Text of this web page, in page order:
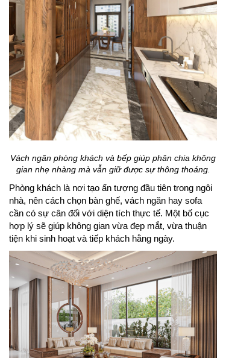
Vách ngăn phòng khách và bếp giúp phân chia không
gian nhẹ nhàng mà vẫn giữ được sự thông thoáng.
Phòng khách là nơi tạo ấn tượng đầu tiên trong ngôi
nhà, nên cách chọn bàn ghế, vách ngăn hay sofa
cần có sự cân đối với diện tích thực tế. Một bố cục
hợp lý sẽ giúp không gian vừa đẹp mắt, vừa thuận
tiện khi sinh hoạt và tiếp khách hằng ngày.